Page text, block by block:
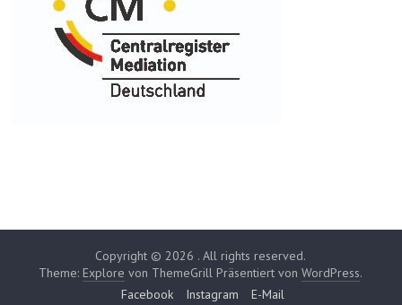
Copyright © 2026 . All rights reserved.
Theme: Explore von ThemeGrill Präsentiert vonWordPress.
Facebook
Instagram E-Mail